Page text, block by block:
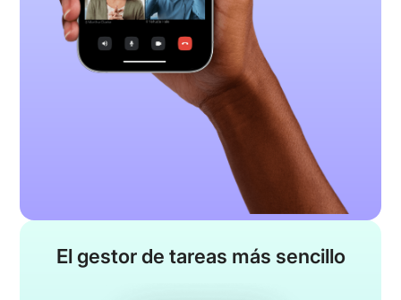
El gestor de tareas más sencillo